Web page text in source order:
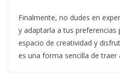
Finalmente, no dudes en
y adaptarla a tus preferencias
espacio de creatividad y
es una forma sencilla de traer